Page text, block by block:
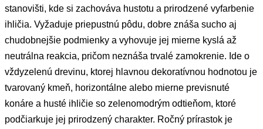
stanovišti, kde si zachováva hustotu a prirodzené vyfarbenie
ihličia. Vyžaduje priepustnú pôdu, dobre znáša sucho aj
chudobnejšie podmienky a vyhovuje jej mierne kyslá až
neutrálna reakcia, pričom neznáša trvalé zamokrenie. Ide o
vždyzelenú drevinu, ktorej hlavnou dekoratívnou hodnotou je
tvarovaný kmeň, horizontálne alebo mierne previsnuté
konáre a husté ihličie so zelenomodrým odtieňom, ktoré
podčiarkuje jej prirodzený charakter. Ročný prírastok je